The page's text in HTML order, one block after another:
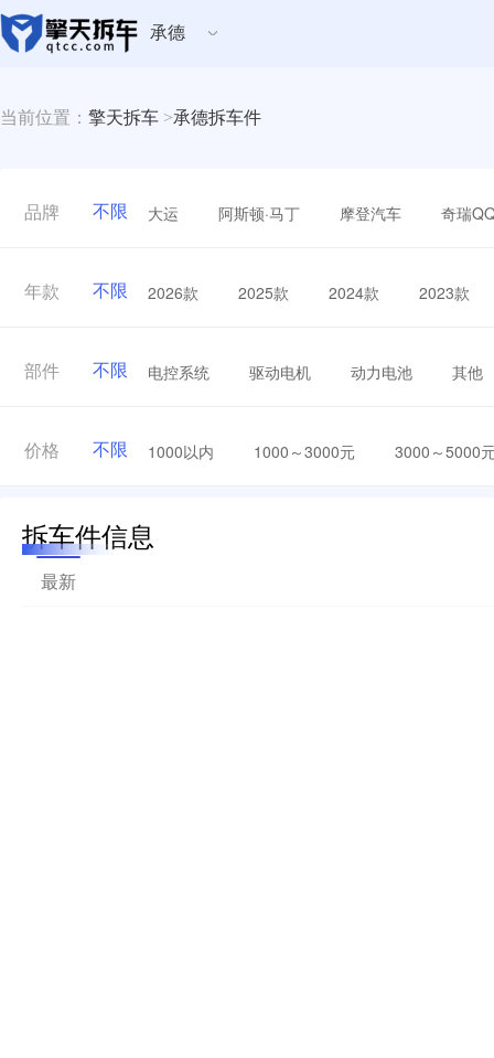
承德
当前位置： 擎天拆车 >承德拆车件
品牌 不限 大运 阿斯顿·马丁 摩登汽车 奇瑞
年款 不限 2026款 2025款 2024款 2023款
部件 不限 电控系统 驱动电机 动力电池 其他
价格 不限 1000以内 1000～3000元 3000～5000
拆车件信息
最新